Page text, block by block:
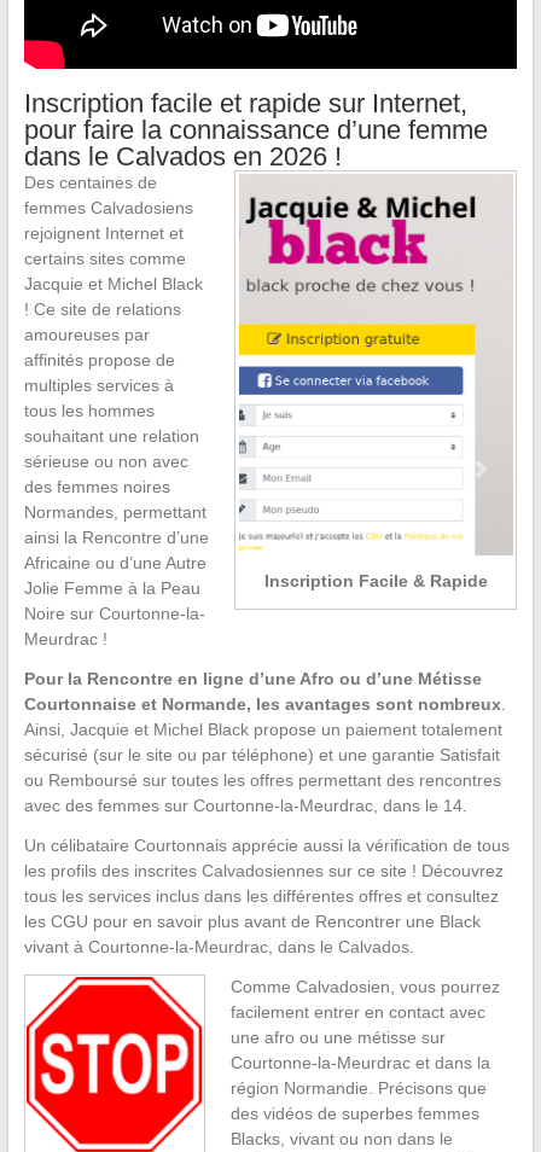
Inscription facile et rapide sur Internet,
pour faire la connaissance d’une femme
dans le Calvados en 2026 !
Inscription Facile & Rapide
Des centaines de
femmes Calvadosiens
rejoignent Internet et
certains sites comme
Jacquie et Michel Black
! Ce site de relations
amoureuses par
affinités propose de
multiples services à
tous les hommes
souhaitant une relation
sérieuse ou non avec
des femmes noires
Normandes, permettant
ainsi la Rencontre d’une
Africaine ou d’une Autre
Jolie Femme à la Peau
Noire sur Courtonne-la-
Meurdrac !
Pour la Rencontre en ligne d’une Afro ou d’une Métisse
Courtonnaise et Normande, les avantages sont nombreux.
Ainsi, Jacquie et Michel Black propose un paiement totalement
sécurisé (sur le site ou par téléphone) et une garantie Satisfait
ou Remboursé sur toutes les offres permettant des rencontres
avec des femmes sur Courtonne-la-Meurdrac, dans le 14.
Un célibataire Courtonnais apprécie aussi la vérification de tous
les profils des inscrites Calvadosiennes sur ce site ! Découvrez
tous les services inclus dans les différentes offres et consultez
les CGU pour en savoir plus avant de Rencontrer une Black
vivant à Courtonne-la-Meurdrac, dans le Calvados.
Comme Calvadosien, vous pourrez
facilement entrer en contact avec
une afro ou une métisse sur
Courtonne-la-Meurdrac et dans la
région Normandie. Précisons que
des vidéos de superbes femmes
Blacks, vivant ou non dans le